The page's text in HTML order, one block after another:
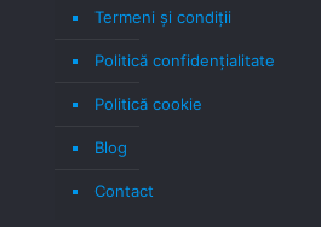
Termeni şi condiţii
Politică confidenţialitate
Politică cookie
Blog
Contact